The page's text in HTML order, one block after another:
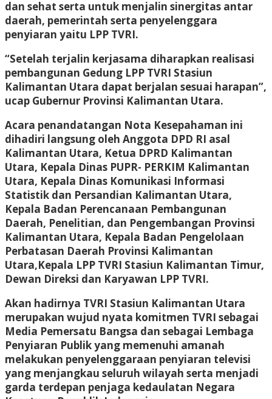
dan sehat serta untuk menjalin sinergitas antar
daerah, pemerintah serta penyelenggara
penyiaran yaitu LPP TVRI.
“Setelah terjalin kerjasama diharapkan realisasi
pembangunan Gedung LPP TVRI Stasiun
Kalimantan Utara dapat berjalan sesuai harapan”,
ucap Gubernur Provinsi Kalimantan Utara.
Acara penandatangan Nota Kesepahaman ini
dihadiri langsung oleh Anggota DPD RI asal
Kalimantan Utara, Ketua DPRD Kalimantan
Utara, Kepala Dinas PUPR- PERKIM Kalimantan
Utara, Kepala Dinas Komunikasi Informasi
Statistik dan Persandian Kalimantan Utara,
Kepala Badan Perencanaan Pembangunan
Daerah, Penelitian, dan Pengembangan Provinsi
Kalimantan Utara, Kepala Badan Pengelolaan
Perbatasan Daerah Provinsi Kalimantan
Utara,Kepala LPP TVRI Stasiun Kalimantan Timur,
Dewan Direksi dan Karyawan LPP TVRI.
Akan hadirnya TVRI Stasiun Kalimantan Utara
merupakan wujud nyata komitmen TVRI sebagai
Media Pemersatu Bangsa dan sebagai Lembaga
Penyiaran Publik yang memenuhi amanah
melakukan penyelenggaraan penyiaran televisi
yang menjangkau seluruh wilayah serta menjadi
garda terdepan penjaga kedaulatan Negara